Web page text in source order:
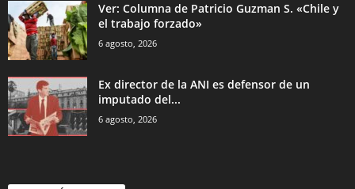
Ver: Columna de Patricio Guzman S. «Chile y
el trabajo forzado»
6 agosto, 2026
Ex director de la ANI es defensor de un
imputado del...
6 agosto, 2026